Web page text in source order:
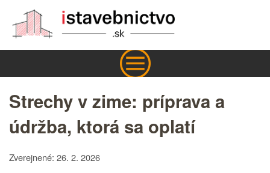
Strechy v zime: príprava a
údržba, ktorá sa oplatí
Zverejnené: 26. 2. 2026